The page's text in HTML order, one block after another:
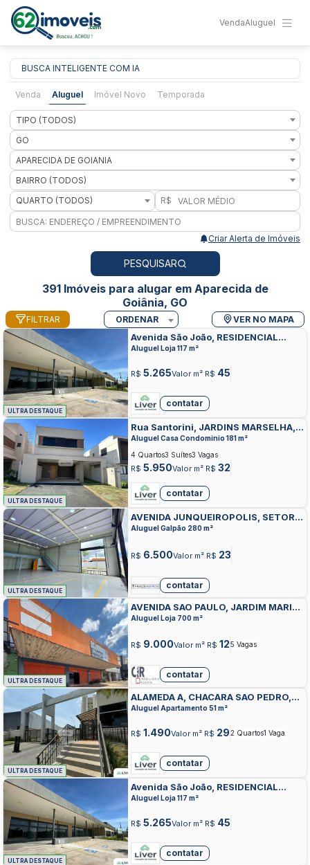
VendaAluguel
BUSCA INTELIGENTE COM IA
Venda Aluguel Imóvel Novo Temporada
TIPO (TODOS)
GO
APARECIDA DE GOIANIA
BAIRRO (TODOS)
QUARTO (TODOS)
R$
Criar Alerta de Imóveis
PESQUISAR
391 Imóveis para alugar em Aparecida de
Goiânia, GO
FILTRAR ORDENAR VER NO MAPA
ULTRA DESTAQUE
Avenida São João, RESIDENCIAL
ALDEIA DO PARQUE, APARECIDA DE
Aluguel Loja 117 m²
R$ 5.265Valor m² R$ 45
contatar
ULTRA DESTAQUE
Rua Santorini, JARDINS MARSELHA,
APARECIDA DE GOIANIA
Aluguel Casa Condominio 181 m²
R$ 5.950Valor m² R$ 32
4 Quartos3 Suítes3 Vagas
contatar
ULTRA DESTAQUE
AVENIDA JUNQUEIROPOLIS, SETOR
SERRA DOURADA, APARECIDA DE
Aluguel Galpão 280 m²
R$ 6.500Valor m² R$ 23
contatar
ULTRA DESTAQUE
AVENIDA SAO PAULO, JARDIM MARIA
INES, APARECIDA DE GOIANIA
Aluguel Loja 700 m²
R$ 9.000Valor m² R$ 125 Vagas
contatar
ULTRA DESTAQUE
ALAMEDA A, CHACARA SAO PEDRO,
APARECIDA DE GOIANIA
Aluguel Apartamento 51 m²
R$ 1.490Valor m² R$ 292 Quartos1 Vaga
contatar
ULTRA DESTAQUE
Avenida São João, RESIDENCIAL
ALDEIA DO PARQUE, APARECIDA DE
Aluguel Loja 117 m²
R$ 5.265Valor m² R$ 45
contatar